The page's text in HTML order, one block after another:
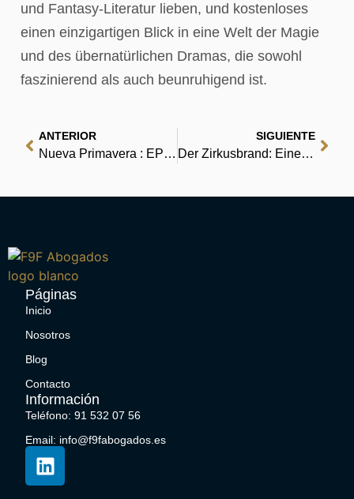
und Fantasy-Literatur lieben, und kostenloses
einen einzigartigen Blick in eine Welt der Magie
und des übernatürlichen Dramas, die sowohl
faszinierend als auch beunruhigend ist.
ANTERIOR
Nueva Primavera : EPUB PDF
SIGUIENTE
Der Zirkusbrand: Eine wahre Geschichte : eBooks
Páginas
Inicio
Nosotros
Blog
Contacto
Información
Teléfono: 91 532 07 56
Email: info@f9fabogados.es